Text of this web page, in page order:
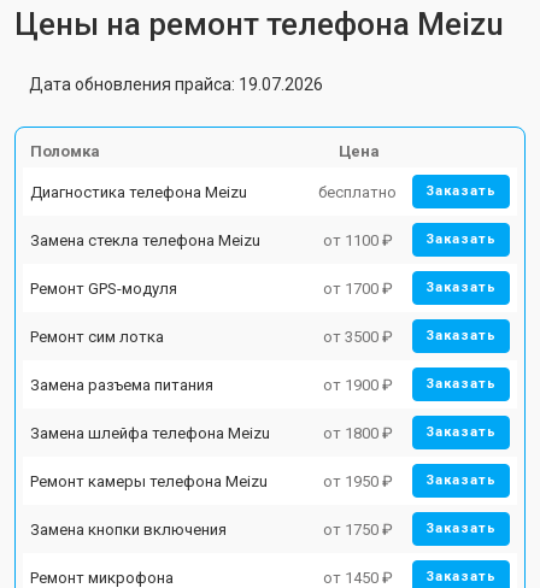
Цены на ремонт телефона Meizu
Дата обновления прайса: 19.07.2026
Поломка Цена
Диагностика телефона Meizu бесплатно Заказать
Замена стекла телефона Meizu от 1100 ₽ Заказать
Ремонт GPS-модуля от 1700 ₽ Заказать
Ремонт сим лотка от 3500 ₽ Заказать
Замена разъема питания от 1900 ₽ Заказать
Замена шлейфа телефона Meizu от 1800 ₽ Заказать
Ремонт камеры телефона Meizu от 1950 ₽ Заказать
Замена кнопки включения от 1750 ₽ Заказать
Ремонт микрофона от 1450 ₽ Заказать